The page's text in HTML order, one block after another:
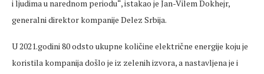
i ljudima u narednom periodu“, istakao je Jan-Vilem Dokhejr,
generalni direktor kompanije Delez Srbija.
U 2021.godini 80 odsto ukupne količine električne energije koju je
koristila kompanija došlo je iz zelenih izvora, a nastavljena je i